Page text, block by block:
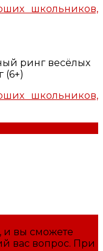
школьников,
ринг весёлых
(6+)
школьников,
и вы сможете
вас вопрос. При